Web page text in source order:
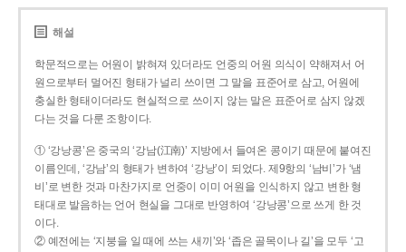
해설
학문적으로는 어원이 밝혀져 있더라도 언중의 어원 의식이 약해져서 어
원으로부터 멀어진 형태가 널리 쓰이면 그 말을 표준어로 삼고, 어원에
충실한 형태이더라도 현실적으로 쓰이지 않는 말은 표준어로 삼지 않겠
다는 것을 다룬 조항이다.
① ‘강낭콩’은 중국의 ‘강남(江南)’ 지방에서 들여온 콩이기 때문에 붙여진
이름인데, ‘강남’의 형태가 변하여 ‘강낭’이 되었다. 제9항의 ‘남비’가 ‘냄
비’로 변한 것과 마찬가지로 언중이 이미 어원을 인식하지 않고 변한 형
태대로 발음하는 언어 현실을 그대로 반영하여 ‘강낭콩’으로 쓰게 한 것
이다.
② 예전에는 ‘지붕을 일 때에 쓰는 새끼’와 ‘좁은 골목이나 길’을 모두 ‘고